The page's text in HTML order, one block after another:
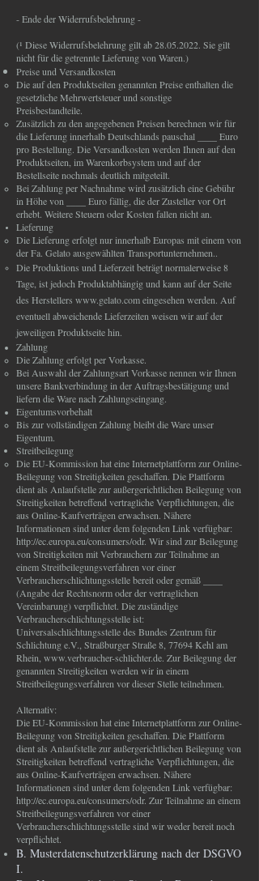
- Ende der Widerrufsbelehrung -
(¹ Diese Widerrufsbelehrung gilt ab 28.05.2022. Sie gilt
nicht für die getrennte Lieferung von Waren.)
Preise und Versandkosten
Die auf den Produktseiten genannten Preise enthalten die
gesetzliche Mehrwertsteuer und sonstige
Preisbestandteile.
Zusätzlich zu den angegebenen Preisen berechnen wir für
die Lieferung innerhalb Deutschlands pauschal ____ Euro
pro Bestellung. Die Versandkosten werden Ihnen auf den
Produktseiten, im Warenkorbsystem und auf der
Bestellseite nochmals deutlich mitgeteilt.
Bei Zahlung per Nachnahme wird zusätzlich eine Gebühr
in Höhe von ____ Euro fällig, die der Zusteller vor Ort
erhebt. Weitere Steuern oder Kosten fallen nicht an.
Lieferung
Die Lieferung erfolgt nur innerhalb Europas mit einem von
der Fa. Gelato ausgewählten Transportunternehmen..
Die Produktions und Lieferzeit beträgt normalerweise 8
Tage, ist jedoch Produktabhängig und kann auf der Seite
des Herstellers www.gelato.comeingesehen werden. Auf
eventuell abweichende Lieferzeiten weisen wir auf der
jeweiligen Produktseite hin.
Zahlung
Die Zahlung erfolgt per Vorkasse.
Bei Auswahl der Zahlungsart Vorkasse nennen wir Ihnen
unsere Bankverbindung in der Auftragsbestätigung und
liefern die Ware nach Zahlungseingang.
Eigentumsvorbehalt
Bis zur vollständigen Zahlung bleibt die Ware unser
Eigentum.
Streitbeilegung
Die EU-Kommission hat eine Internetplattform zur Online-
Beilegung von Streitigkeiten geschaffen. Die Plattform
dient als Anlaufstelle zur außergerichtlichen Beilegung von
Streitigkeiten betreffend vertragliche Verpflichtungen, die
aus Online-Kaufverträgen erwachsen. Nähere
Informationen sind unter dem folgenden Link verfügbar:
http://ec.europa.eu/consumers/odr. Wir sind zur Beilegung
von Streitigkeiten mit Verbrauchern zur Teilnahme an
einem Streitbeilegungsverfahren vor einer
Verbraucherschlichtungsstelle bereit oder gemäß ____
(Angabe der Rechtsnorm oder der vertraglichen
Vereinbarung) verpflichtet. Die zuständige
Verbraucherschlichtungsstelle ist:
Universalschlichtungsstelle des Bundes Zentrum für
Schlichtung e.V., Straßburger Straße 8, 77694 Kehl am
Rhein, www.verbraucher-schlichter.de. Zur Beilegung der
genannten Streitigkeiten werden wir in einem
Streitbeilegungsverfahren vor dieser Stelle teilnehmen.
Alternativ:
Die EU-Kommission hat eine Internetplattform zur Online-
Beilegung von Streitigkeiten geschaffen. Die Plattform
dient als Anlaufstelle zur außergerichtlichen Beilegung von
Streitigkeiten betreffend vertragliche Verpflichtungen, die
aus Online-Kaufverträgen erwachsen. Nähere
Informationen sind unter dem folgenden Link verfügbar:
http://ec.europa.eu/consumers/odr. Zur Teilnahme an einem
Streitbeilegungsverfahren vor einer
Verbraucherschlichtungsstelle sind wir weder bereit noch
verpflichtet.
B. Musterdatenschutzerklärung nach der DSGVO
I.